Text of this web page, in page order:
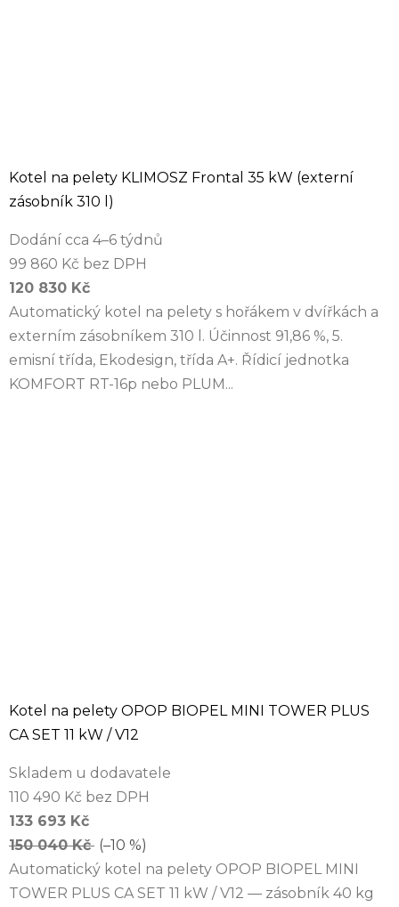
Kotel na pelety KLIMOSZ Frontal 35 kW (externí
zásobník 310 l)
Dodání cca 4–6 týdnů
99 860 Kč bez DPH
120 830 Kč
Automatický kotel na pelety s hořákem v dvířkách a
externím zásobníkem 310 l. Účinnost 91,86 %, 5.
emisní třída, Ekodesign, třída A+. Řídicí jednotka
KOMFORT RT-16p nebo PLUM...
Kotel na pelety OPOP BIOPEL MINI TOWER PLUS
CA SET 11 kW / V12
Skladem u dodavatele
110 490 Kč bez DPH
133 693 Kč
150 040 Kč (–10 %)
Automatický kotel na pelety OPOP BIOPEL MINI
TOWER PLUS CA SET 11 kW / V12 — zásobník 40 kg